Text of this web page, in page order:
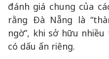
đánh giá chung của
rằng Đà Nẵng là
ngờ”, khi sở hữu
có dấu ấn riêng.